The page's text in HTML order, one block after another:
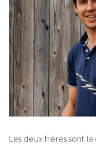
Les deux frères sont